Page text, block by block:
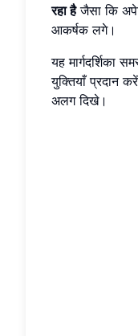
रहा हैजैसा कि
आकर्षक लगे।
यह मार्गदर्शिका
युक्तियाँ प्रदान
अलग दिखे।